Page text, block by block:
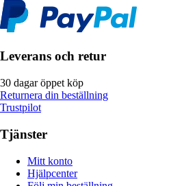
Leverans och retur
30 dagar öppet köp
Returnera din beställning
Trustpilot
Tjänster
Mitt konto
Hjälpcenter